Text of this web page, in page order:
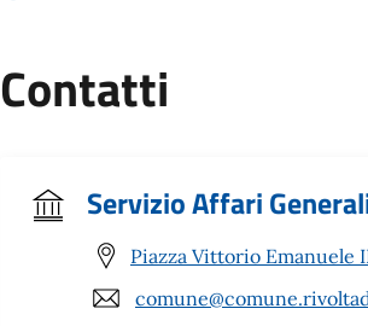
Contatti
Servizio Affari
Piazza Vittorio Emanuele